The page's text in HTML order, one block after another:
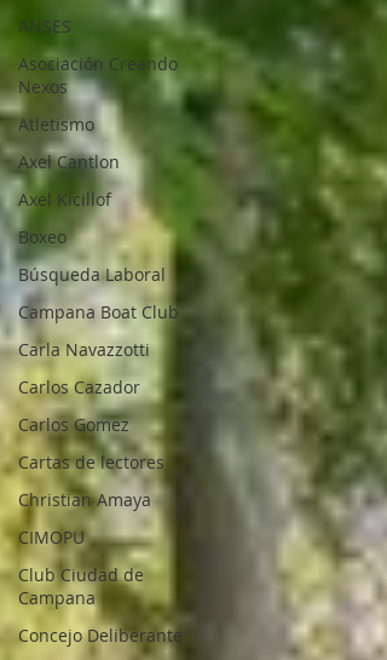
ANSES
Asociación Creando
Nexos
Atletismo
Axel Cantlon
Axel Kicillof
Boxeo
Búsqueda Laboral
Campana Boat Club
Carla Navazzotti
Carlos Cazador
Carlos Gomez
Cartas de lectores
Christian Amaya
CIMOPU
Club Ciudad de
Campana
Concejo Deliberante